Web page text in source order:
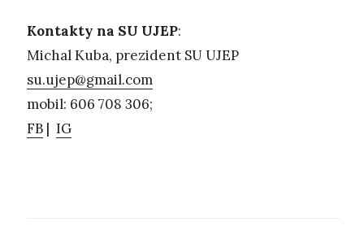
Kontakty na SU UJEP:
Michal Kuba, prezident SU UJEP
su.ujep@gmail.com
mobil: 606 708 306;
FB | IG